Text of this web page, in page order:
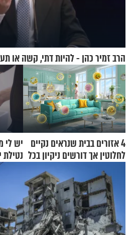
הרב זמיר כהן - להיות דתי, קשה או
4 אזורים בבית שנראים נקיים
לחלוטין אך דורשים ניקיון בכל
סוף שבוע
יש לי
נטילת